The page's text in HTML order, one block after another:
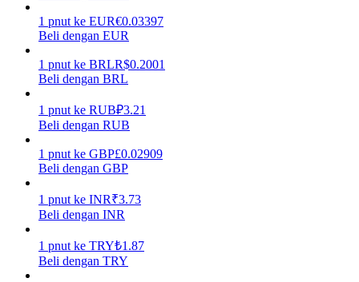
Babi Kekuatan
Dapatkan imbalan kompetitif setiap hari
1 pnut ke EUR€0.03397
Beli dengan EUR
1 pnut ke BRLR$0.2001
Beli dengan BRL
1 pnut ke RUB₽3.21
Beli dengan RUB
1 pnut ke GBP£0.02909
Beli dengan GBP
1 pnut ke INR₹3.73
Beli dengan INR
1 pnut ke TRY₺1.87
Beli dengan TRY